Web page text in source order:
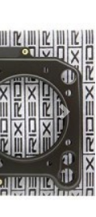
Weiter